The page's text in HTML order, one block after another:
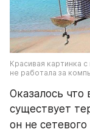
Красивая картинка
не работала за
Оказалось что
существует
он не